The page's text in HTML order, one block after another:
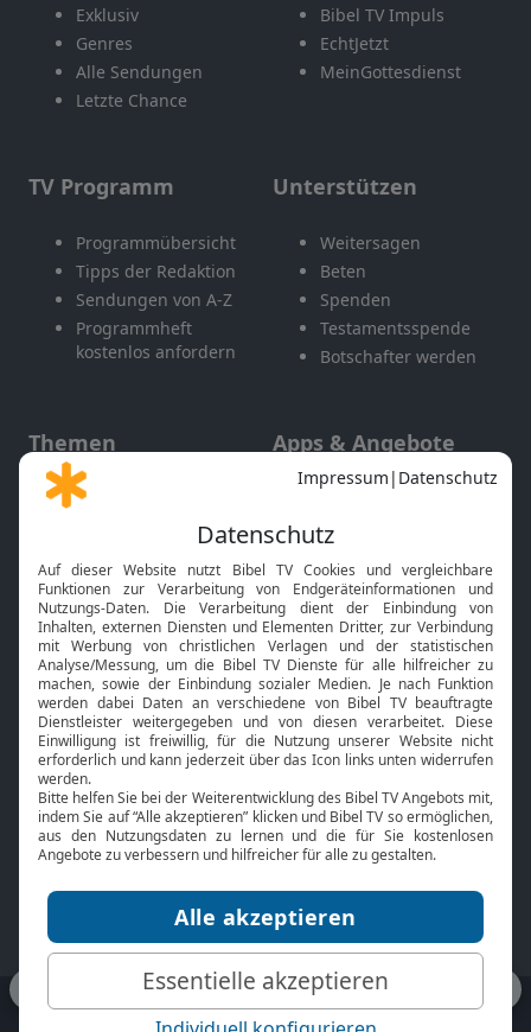
Exklusiv
Genres
Alle Sendungen
Letzte Chance
Bibel TV Impuls
EchtJetzt
MeinGottesdienst
TV Programm
Programmübersicht
Tipps der Redaktion
Sendungen von A-Z
Programmheft
kostenlos anfordern
Unterstützen
Weitersagen
Beten
Spenden
Testamentsspende
Botschafter werden
Themen
Gott und Bibel erklärt
Neuigkeiten
Apps & Angebote
Mobile App
Smart TV
HbbTV
Bibelthek Online-Bibel
Nächster Gottesdienst
Bibel TV
Über uns
Jobs
Mediadaten
Service
Kontakt
TV-Empfang
bibeltv.de: Impressum
Datenschutz